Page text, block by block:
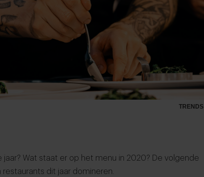
TRENDS
jaar? Wat staat er op het menu in 2020? De volgende
dit jaar domineren.